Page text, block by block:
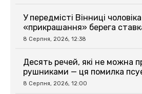
У передмісті Вінниці
«прикрашання» берега
8 Серпня, 2026, 12:38
Десять речей, які не можна
рушниками — ця помилка
8 Серпня, 2026, 12:00